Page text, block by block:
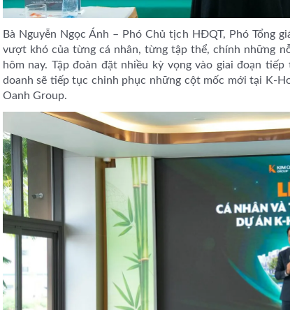
Bà Nguyễn Ngọc Ánh – Phó Chủ tịch HĐQT, Phó Tổng
vượt khó của từng cá nhân, từng tập thể, chính những
hôm nay. Tập đoàn đặt nhiều kỳ vọng vào giai đoạn
doanh sẽ tiếp tục chinh phục những cột mốc mới tại K-
Oanh Group.